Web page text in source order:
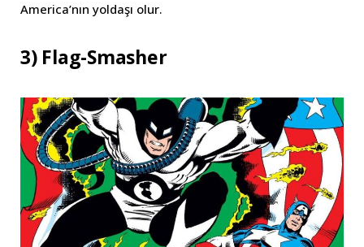
America’nın yoldaşı olur.
3) Flag-Smasher